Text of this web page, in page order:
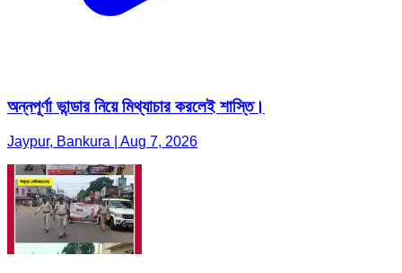
অন্নপূর্ণা ভান্ডার নিয়ে মিথ্যাচার করলেই শাস্তি।
Jaypur, Bankura | Aug 7, 2026